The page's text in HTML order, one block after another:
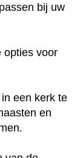
bij uw
opties voor
een kerk te
en